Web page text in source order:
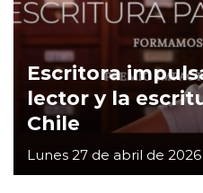
Escritora
lector y la
Chile
Lunes 27 de abril de 2026